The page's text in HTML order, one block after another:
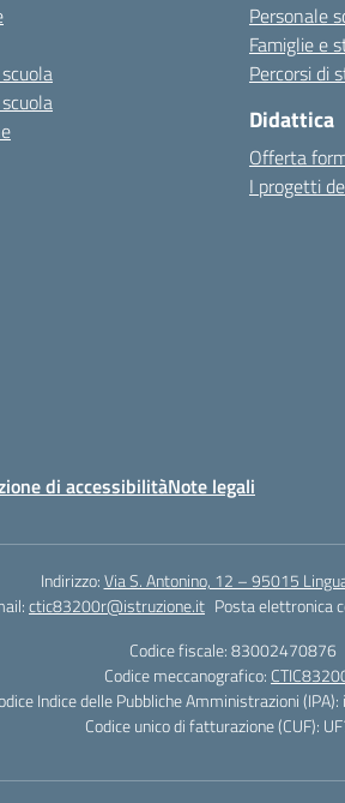
Personale
Famiglie e
Percorsi di
Didattica
Offerta
I progetti
di accessibilitàNote legali
Indirizzo:Via S. Antonino, 12 – 95015
ctic83200r@istruzione.it Posta elettronica
Codice fiscale: 83002470876
Codice meccanografico:
Indice delle Pubbliche Amministrazioni (IPA):
Codice unico di fatturazione (CUF):